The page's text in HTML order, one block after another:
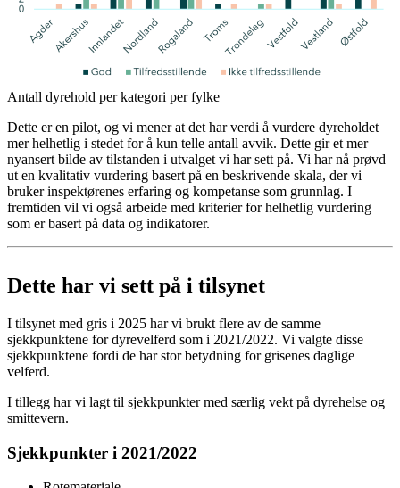
Antall dyrehold per kategori per fylke
Dette er en pilot, og vi mener at det har verdi å vurdere dyreholdet
mer helhetlig i stedet for å kun telle antall avvik. Dette gir et mer
nyansert bilde av tilstanden i utvalget vi har sett på. Vi har nå prøvd
ut en kvalitativ vurdering basert på en beskrivende skala, der vi
bruker inspektørenes erfaring og kompetanse som grunnlag. I
fremtiden vil vi også arbeide med kriterier for helhetlig vurdering
som er basert på data og indikatorer.
Dette har vi sett på i tilsynet
I tilsynet med gris i 2025 har vi brukt flere av de samme
sjekkpunktene for dyrevelferd som i 2021/2022. Vi valgte disse
sjekkpunktene fordi de har stor betydning for grisenes daglige
velferd.
I tillegg har vi lagt til sjekkpunkter med særlig vekt på dyrehelse og
smittevern.
Sjekkpunkter i 2021/2022